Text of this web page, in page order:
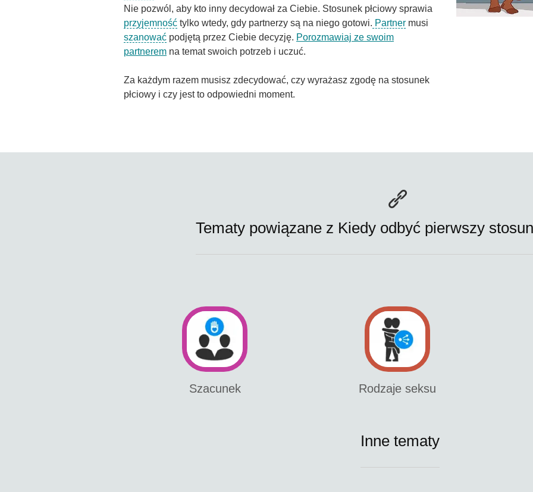
Nie pozwól, aby kto inny decydował za Ciebie. Stosunek płciowy sprawia
przyjemność tylko wtedy, gdy partnerzy są na niego gotowi. Partner musi
szanować podjętą przez Ciebie decyzję. Porozmawiaj ze swoim
partnerem na temat swoich potrzeb i uczuć.
Za każdym razem musisz zdecydować, czy wyrażasz zgodę na stosunek
płciowy i czy jest to odpowiedni moment.
Tematy powiązane z Kiedy odbyć pierwszy
Szacunek Rodzaje seksu
Inne tematy